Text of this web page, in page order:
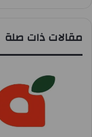
مقالات ذات صلة